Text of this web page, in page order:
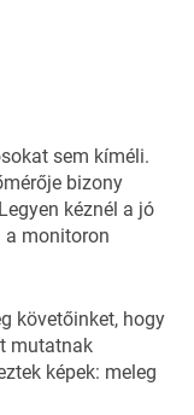
sem kíméli.
bizony
kéznél a jó
a monitoron
követőinket, hogy
mutatnak
képek: meleg